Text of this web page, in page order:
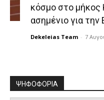
κόσμο στο μήκος
ασημένιο για την
Dekeleias Team - 7
ΨΗΦΟΦΟΡΙΑ